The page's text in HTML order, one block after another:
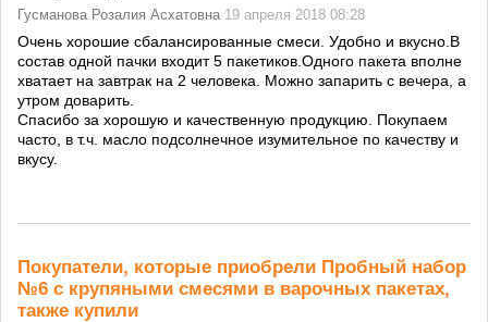
Гусманова Розалия Асхатовна 19 апреля 2018 08:28
Очень хорошие сбалансированные смеси. Удобно и вкусно.В
состав одной пачки входит 5 пакетиков.Одного пакета вполне
хватает на завтрак на 2 человека. Можно запарить с вечера, а
утром доварить.
Спасибо за хорошую и качественную продукцию. Покупаем
часто, в т.ч. масло подсолнечное изумительное по качеству и
вкусу.
Покупатели, которые приобрели Пробный набор
№6 с крупяными смесями в варочных пакетах,
также купили